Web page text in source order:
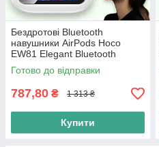
Бездротові Bluetooth
навушники AirPods Hoco
EW81 Elegant Bluetooth
навушники c сенсорним
екраном, білі
Готово до відправки
787,80 ₴ 1 313 ₴
Купити